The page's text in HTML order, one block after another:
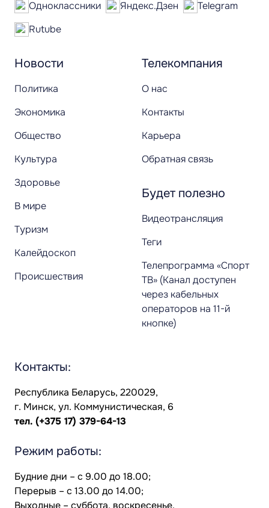
Новости
Политика
Экономика
Общество
Культура
Здоровье
В мире
Туризм
Калейдоскоп
Происшествия
Телекомпания
О нас
Контакты
Карьера
Обратная связь
Будет полезно
Видеотрансляция
Теги
Телепрограмма «Спорт
ТВ» (Канал доступен
через кабельных
операторов на 11-й
кнопке)
Одноклассники
Яндекс.Дзен
Telegram
Rutube
Контакты:
Республика Беларусь, 220029,
г. Минск, ул. Коммунистическая, 6
тел. (+375 17) 379-64-13
Режим работы:
Будние дни – с 9.00 до 18.00;
Перерыв – с 13.00 до 14.00;
Выходные – суббота, воскресенье.